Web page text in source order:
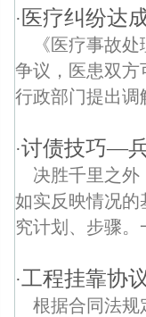
· 医疗纠纷达
《医疗事故
争议，医患双方
行政部门提出调
·讨债技巧—
决胜千里之
如实反映情况
究计划、步骤
·工程挂靠协
根据合同法规